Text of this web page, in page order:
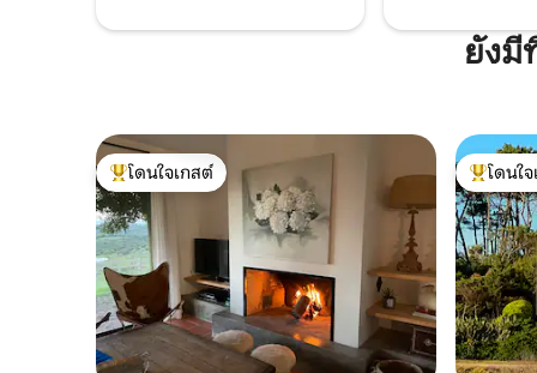
ยังมี
โดนใจเกสต์ที่สุด
โดนใจเกสต์
โดนใจเ
โดนใ